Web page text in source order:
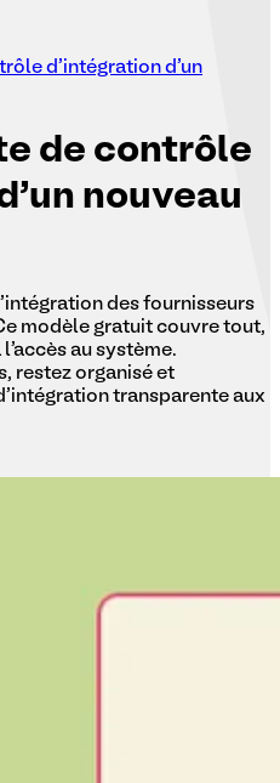
d'intégration d'un
de contrôle
nouveau
des fournisseurs
modèle gratuit couvre tout,
au système.
restez organisé et
transparente aux